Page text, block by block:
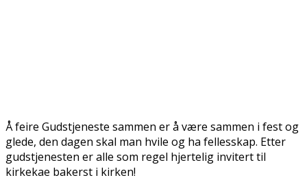
Å feire Gudstjeneste sammen er å være sammen i fest og
glede, den dagen skal man hvile og ha fellesskap. Etter
gudstjenesten er alle som regel hjertelig invitert til
kirkekaffe bakerst i kirken!